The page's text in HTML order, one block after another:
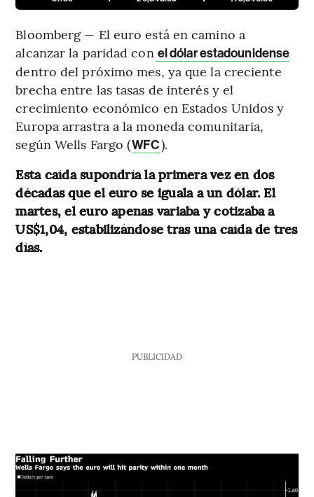
Bloomberg — El euro está en camino a
alcanzar la paridad con el dólar estadounidense
dentro del próximo mes, ya que la creciente
brecha entre las tasas de interés y el
crecimiento económico en Estados Unidos y
Europa arrastra a la moneda comunitaria,
según Wells Fargo (WFC).
Esta caída supondría la primera vez en dos
décadas que el euro se iguala a un dólar. El
martes, el euro apenas variaba y cotizaba a
US$1,04, estabilizándose tras una caída de tres
días.
PUBLICIDAD